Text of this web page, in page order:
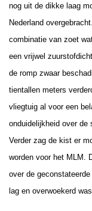
nog uit de dikke laag
Nederland
combinatie van zoet
een vrijwel
de romp zwaar
tientallen meters
vliegtuig al voor een
onduidelijkheid over de
Verder zag de kist er
worden voor het MLM.
over de
lag en overwoekerd